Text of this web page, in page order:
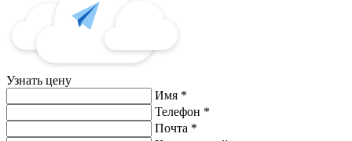
Узнать цену
Имя *
Телефон *
Почта *